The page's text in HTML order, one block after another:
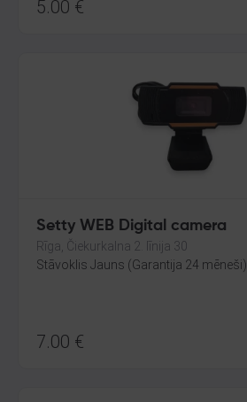
5.00 €
Setty WEB Digital camera
Rīga, Čiekurkalna 2. līnija 30
Stāvoklis Jauns (Garantija 24 mēneši)
7.00 €